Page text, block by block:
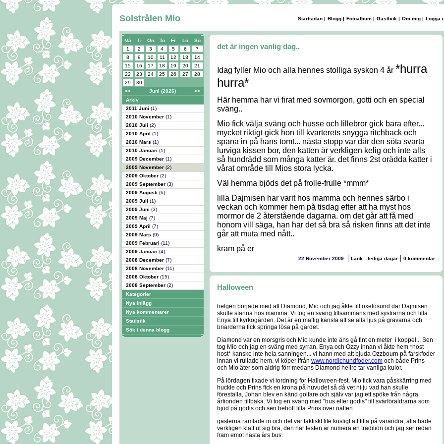
Solstrålen Mio Startsidan | Blogg | Fotoalbum | Gästbok | Om mig | Logga
Må Ti On To Fr Lö
Sö
1
2 3 4 5 6
7
8
9 10 11 12 13
14
15
16 17 18 19 20
21
22
23 24 25 26 27
28
29
30
<<
Juni (2026)
>>
Arkiv
2011 Juni (1)
2010 November (1)
2010 Juli (2)
2010 April (1)
2010 Mars (1)
2010 Januari (1)
2009 December (1)
2009 November (2)
2009 Oktober (2)
2009 September (3)
2009 Augusti (6)
2009 Juli (1)
2009 Juni (3)
2009 Maj (7)
2009 April (7)
2009 Mars (9)
2009 Februari (11)
2009 Januari (4)
2008 December (7)
2008 November (11)
2008 Oktober (15)
2008 September (2)
Kategorier
Nya inlägg
Nya kommentarer
Statistik
Sök i denna blogg
det är ingen vanlig dag..
Idag fyller Mio och alla hennes stolliga syskon 4 år *hurra
hurra*
Här hemma har vi firat med sovmorgon, gotti och en special
sväng..
Mio fick välja sväng och husse och lillebror gick bara efter...
mycket riktigt gick hon till kvarterets snygga ritchback och
spana in på hans tomt... nästa stopp var där den söta svarta
lurviga kissen bor, den katten är verkligen kelig och inte alls
så hundrädd som många katter är. det finns 2st orädda katter i
vårat område till Mios stora lycka.
Väl hemma bjöds det på frolle-frulle *mmm*
lilla Dajmisen har varit hos mamma och hennes särbo i
veckan och kommer hem på tisdag efter att ha myst hos
mormor de 2 återstående dagarna. om det går att få med
honom vill säga, han har det så bra så risken finns att det inte
går att muta med nått..
kram på er
22 November 2009 | Länk | lediga dagar | 0 kommentar
Halloween
helgen började med att Diamond, Mio och jag åkte till oxelösund där Dajmisen
skulle stanna hos mamma. Vi tog en sväng tillsammans med systrarna och lilla
Enya till kyrkogården. Det är en maffig känsla att se alla ljus på gravarna och
briarderna fick springa lösa på gärdet.
Diamond var en morsgris och Mio kunde inte äns gå fint en meter i koppel... Sen
tog Mio och jag en sväng med syrran, Enya och Ozzy innan vi åkte hem *host
host* kanske inte hela sanningen... vi hann med att bjuda Ozzbourn på färskfoder
innan vi rullade hem. vi köper ifrån www.nordichundfoder.com och både Prins
och Mio äter som aldrig förr medans Diamond hellre tar vanliga kulor.
På lördagen fixade vi iordning för Halloween-fest. Mio fick vara påskkärring med
huckle och Prins fick en krona på huvudet så då vet ni ju vad han skulle
föreställa, Johan blev en känd golfare och själv var jag ett spöke från några
årtionden tillbaka. Vi tog en sväng med "bus eller godis" till svärföräldrarna som
bjöd på godis och sen behöll lilla Prins över natten.
gästerna ramlade in och det var faktiskt lite kusligt att titta på varandra, alla hade
verkligen klätt ut sig bra, den här festen är numera en tradition och jag ser redan
fram emot nästa års bus.